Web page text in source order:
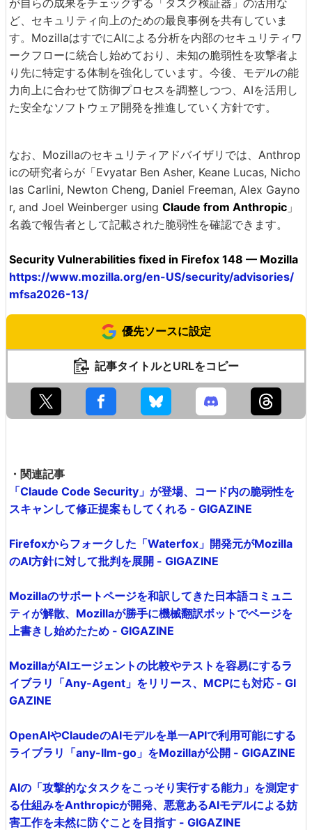
ど、セキュリティ向上のための最良事例を共有していま
す。MozillaはすでにAIによる分析を内部のセキュリティワ
ークフローに統合し始めており、未知の脆弱性を攻撃者よ
り先に特定する体制を強化しています。今後、モデルの能
力向上に合わせて防御プロセスを調整しつつ、AIを活用し
た安全なソフトウェア開発を推進していく方針です。
なお、Mozillaのセキュリティアドバイザリでは、Anthrop
icの研究者らが「Evyatar Ben Asher, Keane Lucas, Nicho
las Carlini, Newton Cheng, Daniel Freeman, Alex Gayno
r, and Joel Weinberger using Claude from Anthropic 」
名義で報告者として記載された脆弱性を確認できます。
Security Vulnerabilities fixed in Firefox 148 — Mozilla
https://www.mozilla.org/en-US/security/advisories/
mfsa2026-13/
優先ソースに設定
記事タイトルとURLをコピー
・関連記事
「Claude Code Security」が登場、コード内の脆弱性を
スキャンして修正提案もしてくれる - GIGAZINE
Firefoxからフォークした「Waterfox」開発元がMozilla
のAI方針に対して批判を展開 - GIGAZINE
Mozillaのサポートページを和訳してきた日本語コミュニ
ティが解散、Mozillaが勝手に機械翻訳ボットでページを
上書きし始めたため - GIGAZINE
MozillaがAIエージェントの比較やテストを容易にするラ
イブラリ「Any-Agent」をリリース、MCPにも対応 - GI
GAZINE
OpenAIやClaudeのAIモデルを単一APIで利用可能にする
ライブラリ「any-llm-go」をMozillaが公開 - GIGAZINE
AIの「攻撃的なタスクをこっそり実行する能力」を測定す
る仕組みをAnthropicが開発、悪意あるAIモデルによる妨
害工作を未然に防ぐことを目指す - GIGAZINE